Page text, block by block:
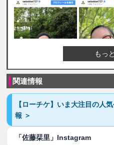
もっ
関連情報
【ローチケ】いま大注目の人
報 ＞
「佐藤栞里」Instagram